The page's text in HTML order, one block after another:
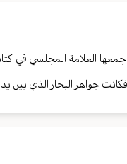
العلامة المجلسي في كتابه
جواهر البحار الذي بين